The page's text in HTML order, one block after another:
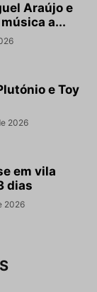
Araújo e
a...
e Toy
2026
em vila
dias
2026